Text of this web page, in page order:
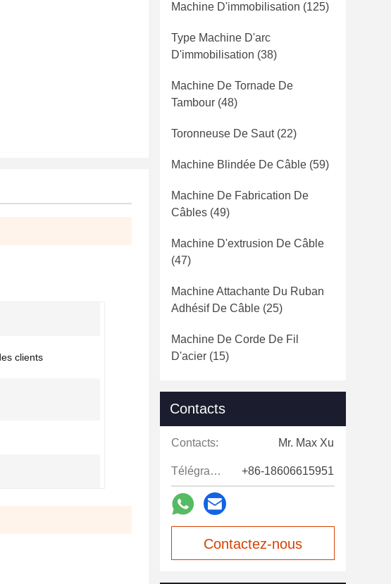
clients
Machine D'immobilisation (125)
Type Machine D'arc
D'immobilisation (38)
Machine De Tornade De
Tambour (48)
Toronneuse De Saut(22)
Machine Blindée De Câble (59)
Machine De Fabrication De
Câbles (49)
Machine D'extrusion De Câble
(47)
Machine Attachante Du Ruban
Adhésif De Câble (25)
Machine De Corde De Fil
D'acier (15)
Contacts
Contacts: Mr. Max Xu
Télégramme: +86-18606615951
Contactez-nous